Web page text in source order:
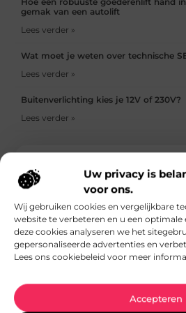
Uw privacy is
voor ons.
Wij gebruiken cookies en vergelijkbare
website te verbeteren en u een optimale
deze cookies analyseren we het
gepersonaliseerde advertenties en
Lees ons cookiebeleid voor meer
Accepteren
gemak van een autolift
Lees verder »
Wat moet je weten over technische
Lees verder »
Buitenverlichting kies je 12V of 230V?
Lees verder »
Inspireer en laat
Word onderdeel van een groeiende
boeiende blogs, schrijf je eigen
breed publiek. Sluit je
Registreer nu!